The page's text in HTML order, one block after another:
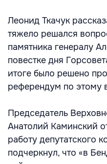
Леонид Ткачук
тяжело решался
памятника генералу
повестке дня
итоге было решено
референдум по этому
Председатель
Анатолий Каминский
работу депутатского
подчеркнул, что «в